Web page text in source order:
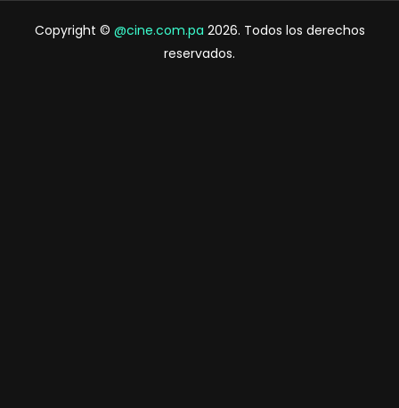
Copyright © @cine.com.pa 2026. Todos los derechos
reservados.